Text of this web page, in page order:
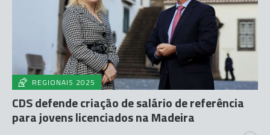
REGIONAIS 2025
CDS defende criação de salário de referência
para jovens licenciados na Madeira